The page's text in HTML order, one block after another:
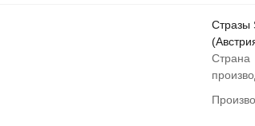
Стразы
Страна